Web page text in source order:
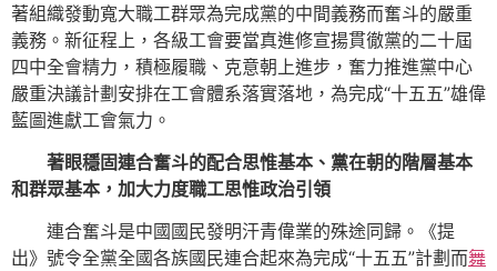
著組織發動寬大職工群眾為完成黨的中間義務而奮斗的嚴重
義務。新征程上，各級工會要當真進修宣揚貫徹黨的二十屆
四中全會精力，積極履職、克意朝上進步，奮力推進黨中心
嚴重決議計劃安排在工會體系落實落地，為完成“十五五”雄偉
藍圖進獻工會氣力。
著眼穩固連合奮斗的配合思惟基本、黨在朝的階層基本
和群眾基本，加大力度職工思惟政治引領
連合奮斗是中國國民發明汗青偉業的殊途同歸。《提
出》號令全黨全國各族國民連合起來為完成“十五五”計劃而舞